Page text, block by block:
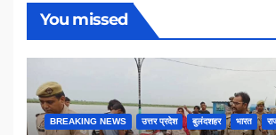
You missed
BREAKING NEWS उत्तर प्रदेश बुलंदशहर भारत